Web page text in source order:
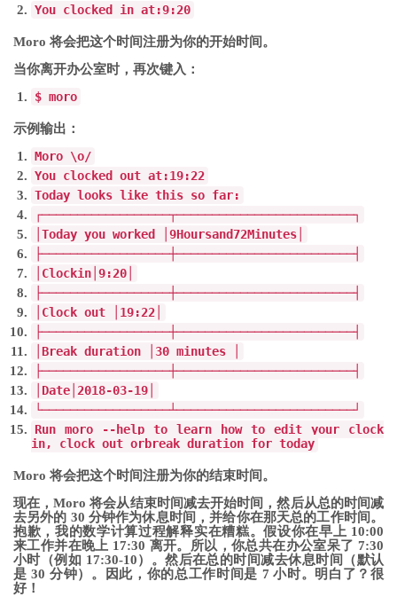
You clocked in at:9:20
Moro 将会把这个时间注册为你的开始时间。
当你离开办公室时，再次键入：
$ moro
示例输出：
Moro \o/
You clocked out at:19:22
Today looks like this so far:
┌──────────────────┬─────────────────────────┐
Today you worked 9Hoursand72Minutes
├──────────────────┼─────────────────────────┤
Clockin 9:20
├──────────────────┼─────────────────────────┤
Clock out 19:22
├──────────────────┼─────────────────────────┤
Break duration 30 minutes
├──────────────────┼─────────────────────────┤
Date 2018-03-19
└──────────────────┴─────────────────────────┘
Run moro -- help to learn how to edit your clock
in, clock out orbreak duration for today
Moro 将会把这个时间注册为你的结束时间。
现在，Moro 将会从结束时间减去开始时间，然后从总的时间减
去另外的 30 分钟作为休息时间，并给你在那天总的工作时间。
抱歉，我的数学计算过程解释实在糟糕。假设你在早上 10:00
来工作并在晚上 17:30 离开。所以，你总共在办公室呆了 7:30
小时（例如 17:30-10）。然后在总的时间减去休息时间（默认
是 30 分钟）。因此，你的总工作时间是 7 小时。明白了？很
好！